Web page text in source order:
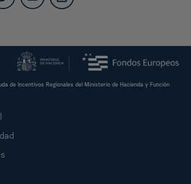
de Incentivos Regionales del Ministerio de Hacienda y Función